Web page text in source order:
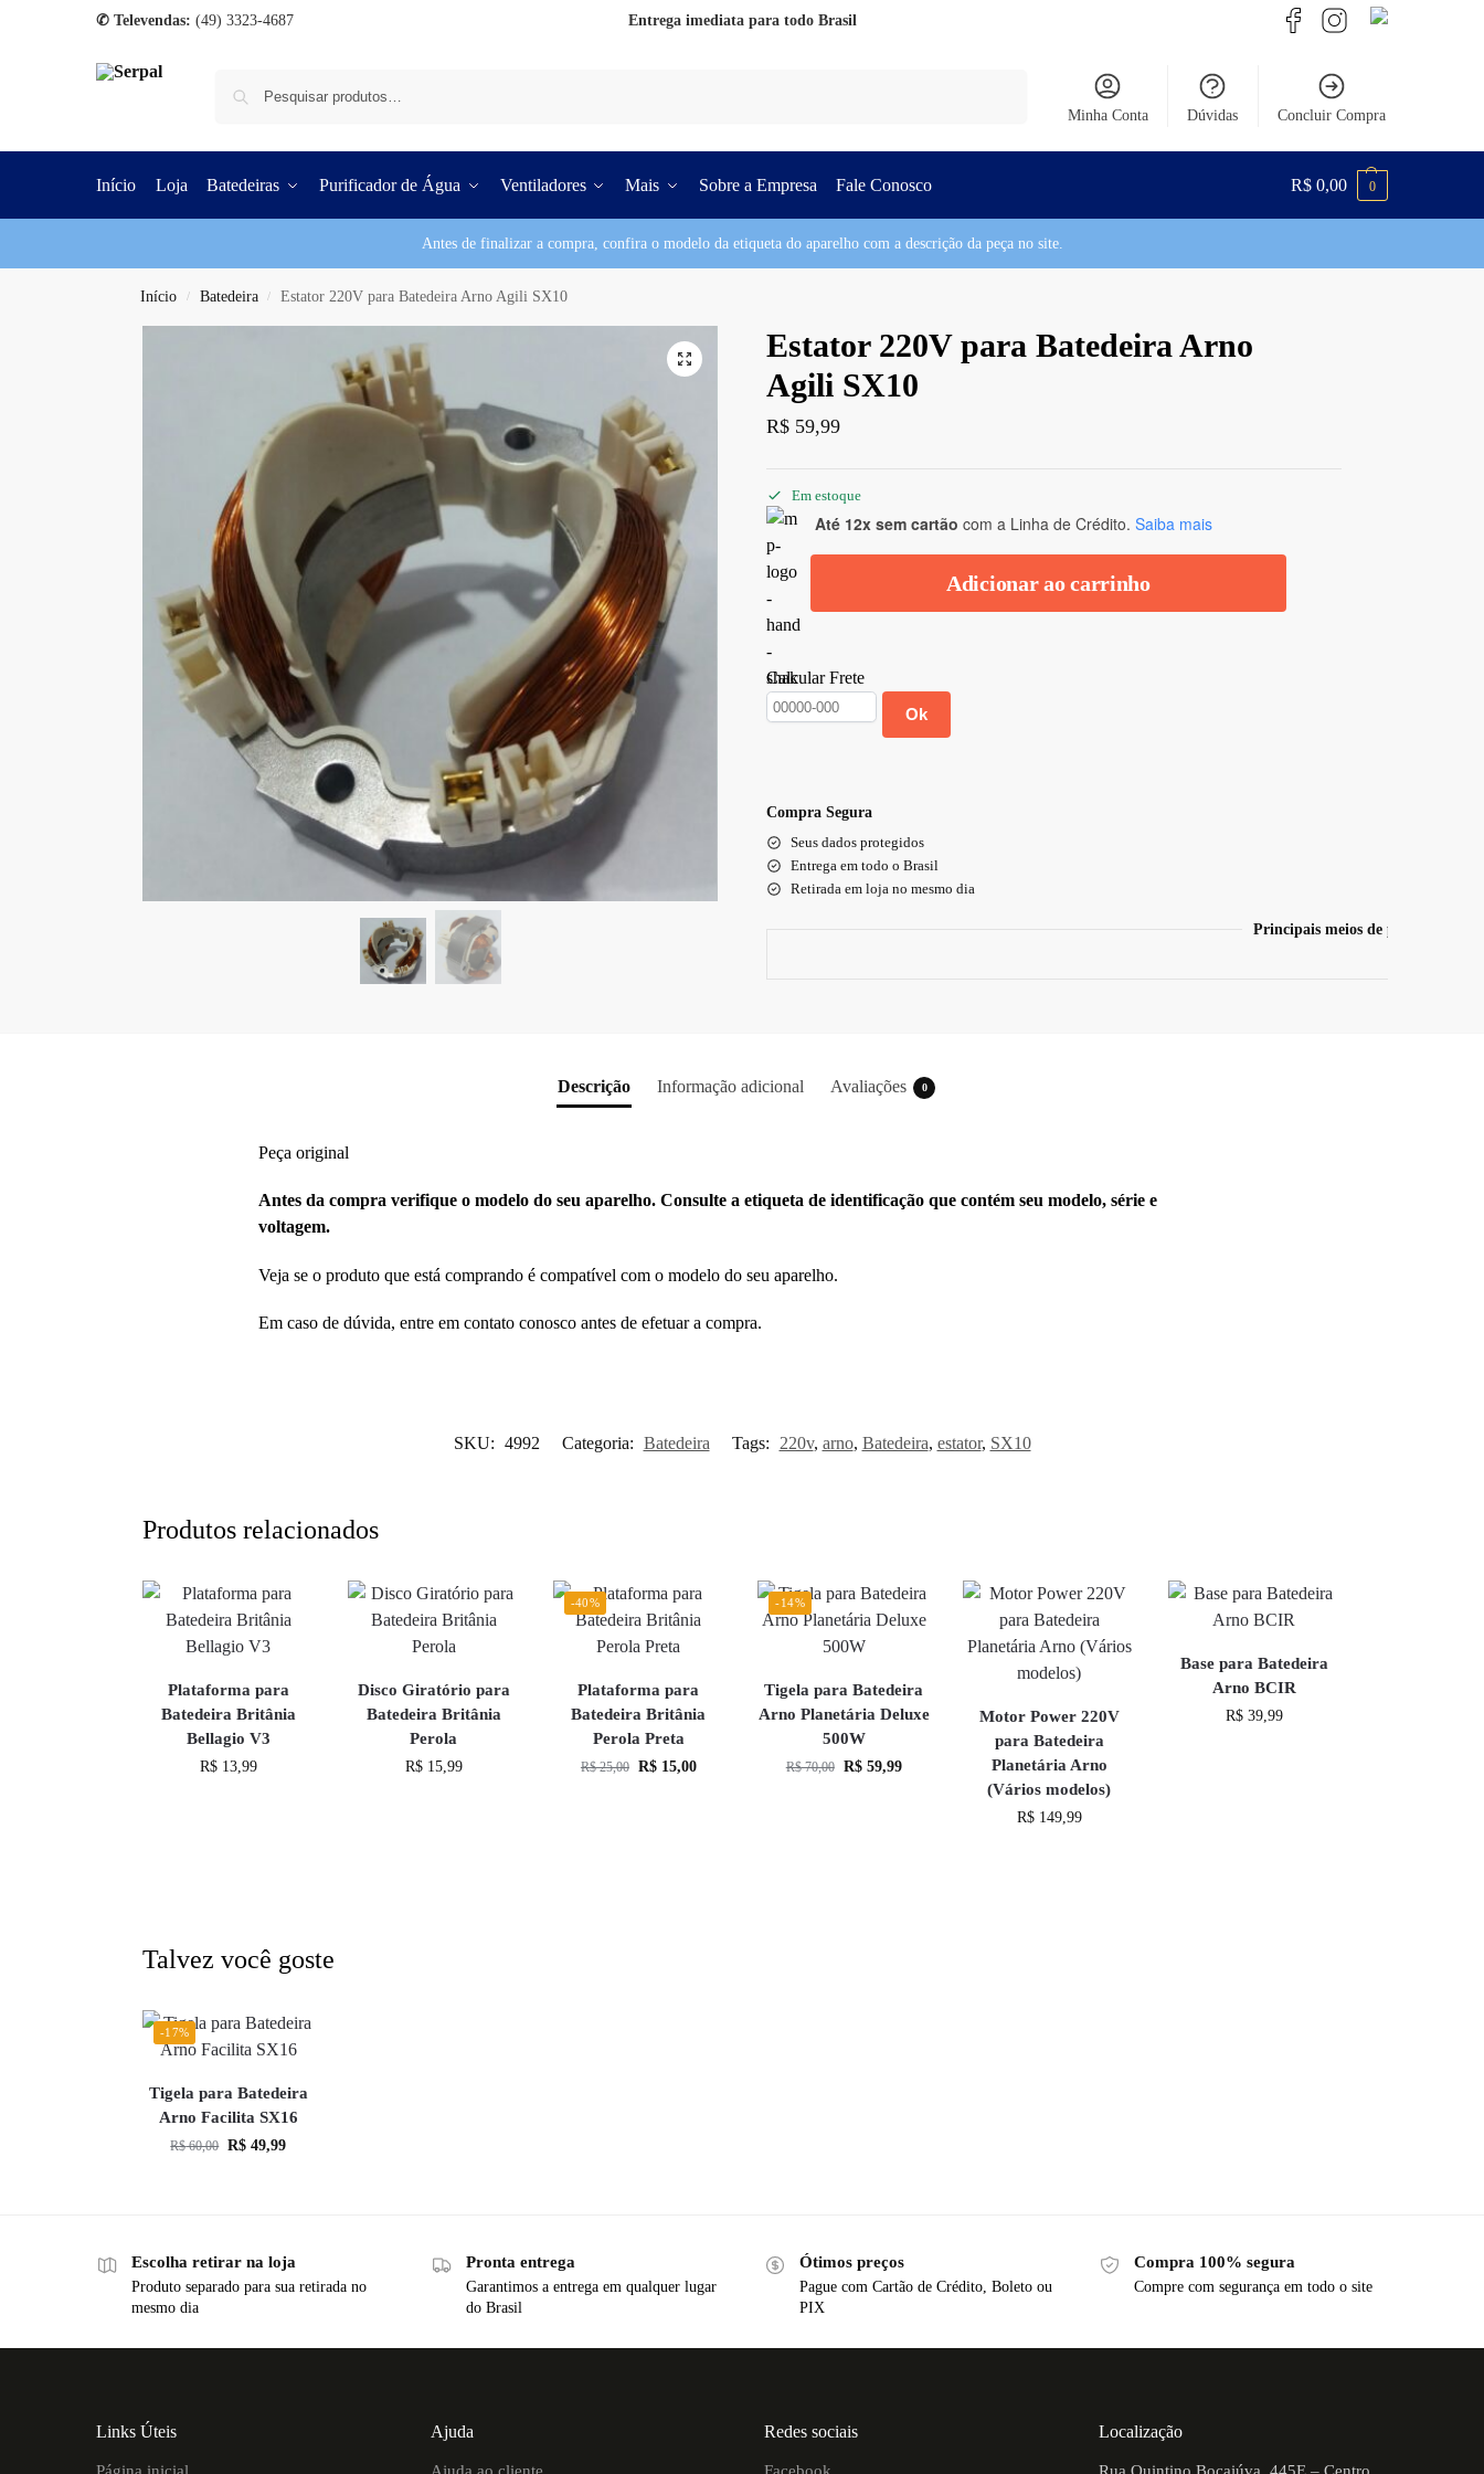
✆ Televendas: (49) 3323-4687 Entrega imediata para todo Brasil
Minha Conta Dúvidas Concluir Compra
Início Loja Batedeiras Purificador de Água Ventiladores Mais Sobre a Empresa Fale Conosco R$ 0,00 0
Antes de finalizar a compra, confira o modelo da etiqueta do aparelho com a descrição da peça no site.
Início / Batedeira / Estator 220V para Batedeira Arno Agili SX10
Estator 220V para Batedeira Arno
Agili SX10
R$59,99
Em estoque
Até 12x sem cartão com a Linha de Crédito. Saiba mais
Adicionar ao carrinho
Calcular Frete
Ok
Compra Segura
Seus dados protegidos
Entrega em todo o Brasil
Retirada em loja no mesmo dia
Principais meios de pagamento
Descrição Informação adicional Avaliações 0
Peça original
Antes da compra verifique o modelo do seu aparelho. Consulte a etiqueta de identificação que contém seu modelo, série e
voltagem.
Veja se o produto que está comprando é compatível com o modelo do seu aparelho.
Em caso de dúvida, entre em contato conosco antes de efetuar a compra.
SKU: 4992 Categoria: Batedeira Tags: 220v, arno, Batedeira, estator, SX10
Produtos relacionados
Plataforma para
Batedeira Britânia
Bellagio V3
R$13,99
Disco Giratório para
Batedeira Britânia
Perola
R$15,99
-40%
Plataforma para
Batedeira Britânia
Perola Preta
R$25,00 R$15,00
-14%
Tigela para Batedeira
Arno Planetária Deluxe
500W
R$70,00 R$59,99
Motor Power 220V
para Batedeira
Planetária Arno
(Vários modelos)
R$149,99
Base para Batedeira
Arno BCIR
R$39,99
Talvez você goste
-17%
Tigela para Batedeira
Arno Facilita SX16
R$60,00 R$ 49,99
Escolha retirar na loja
Produto separado para sua retirada no
mesmo dia
Pronta entrega
Garantimos a entrega em qualquer lugar
do Brasil
Ótimos preços
Pague com Cartão de Crédito, Boleto ou
PIX
Compra 100% segura
Compre com segurança em todo o site
Links Úteis Ajuda Redes sociais Localização